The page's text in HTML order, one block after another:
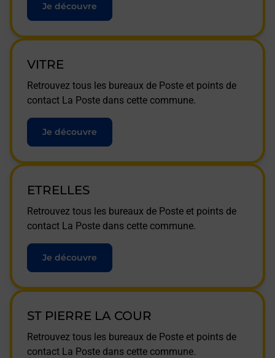
Je découvre
VITRE
Retrouvez tous les bureaux de Poste et points de
contact La Poste dans cette commune.
Je découvre
ETRELLES
Retrouvez tous les bureaux de Poste et points de
contact La Poste dans cette commune.
Je découvre
ST PIERRE LA COUR
Retrouvez tous les bureaux de Poste et points de
contact La Poste dans cette commune.